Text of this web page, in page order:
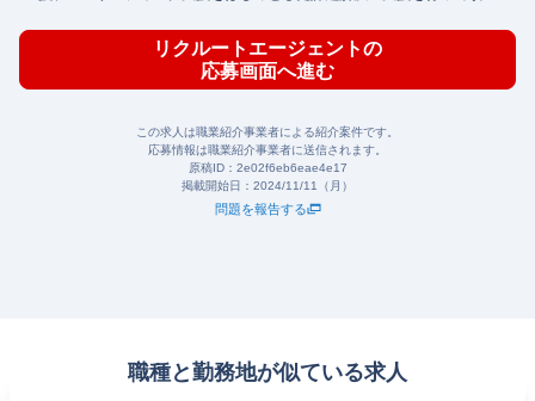
リクルートエージェントの
応募画面へ進む
この求人は職業紹介事業者による紹介案件です。
応募情報は職業紹介事業者に送信されます。
原稿ID： 2e02f6eb6eae4e17
掲載開始日： 2024/11/11（月）
問題を報告する
職種と勤務地が似ている求人